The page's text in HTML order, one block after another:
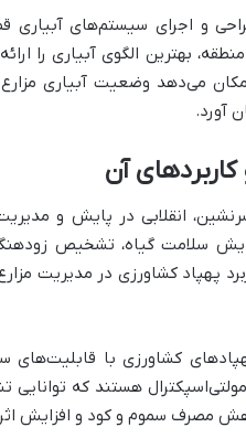
و اجرای سیستم‌های آبیاری
بهترین الگوی آبیاری را
می‌دهد وضعیت آبیاری مزارع
آورد.
آن
انقلابی در پایش و مدیریت
سلامت گیاه، تشخیص
پهپاد کشاورزی در مدیریت
کشاورزی با قابلیت‌های
هستند که
مصرف سموم و کود و افزایش